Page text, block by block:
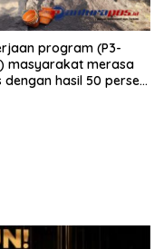
program (P3-
masyarakat merasa
dengan hasil 50 persen